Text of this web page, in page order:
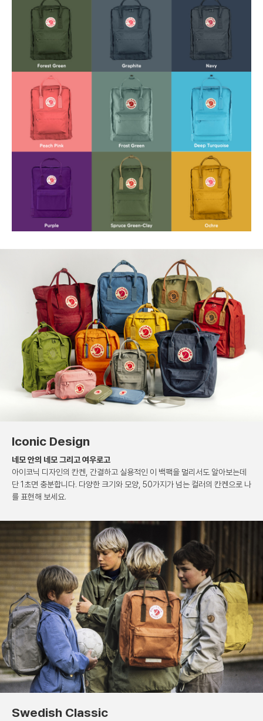
Iconic Design
네모 안의 네모 그리고 여우로고
아이코닉 디자인의 칸켄, 간결하고 실용적인 이 백팩을 멀리서도 알아보는데
단 1초면 충분합니다. 다양한 크기와 모양, 50가지가 넘는 컬러의 칸켄으로 나
를 표현해 보세요.
Swedish Classic